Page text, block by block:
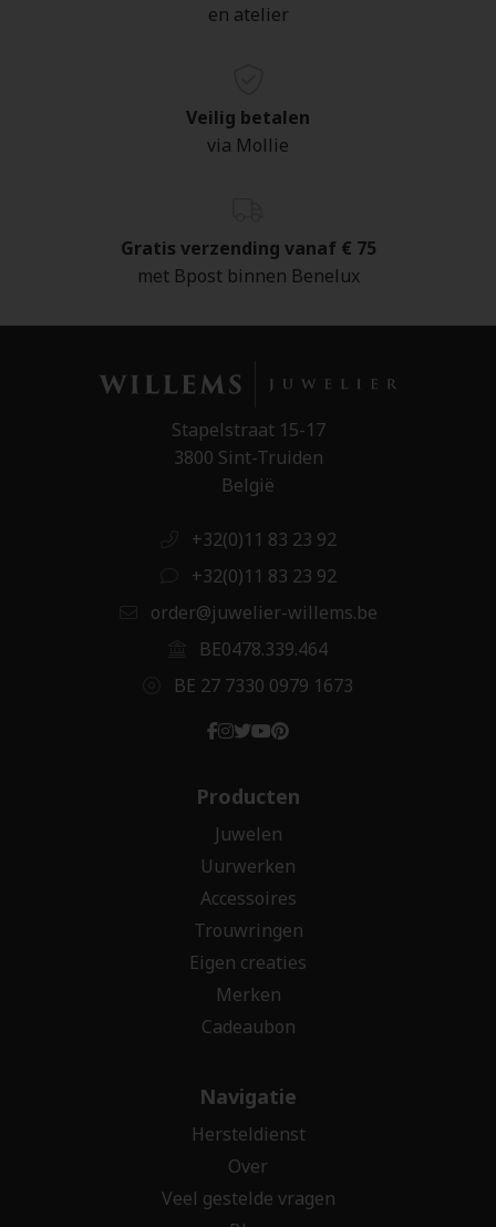
en atelier
Veilig betalen
via Mollie
Gratis verzending vanaf € 75
met Bpost binnen Benelux
Stapelstraat 15-17
3800 Sint-Truiden
België
+32(0)11 83 23 92
+32(0)11 83 23 92
order@juwelier-willems.be
BE0478.339.464
BE 27 7330 0979 1673
Producten
Juwelen
Uurwerken
Accessoires
Trouwringen
Eigen creaties
Merken
Cadeaubon
Navigatie
Hersteldienst
Over
Veel gestelde vragen